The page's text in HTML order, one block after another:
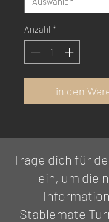
Anzahl *
in den
Trage dich für
ein, um die
Stablemate